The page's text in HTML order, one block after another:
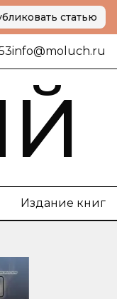
статью
info@moluch.ru
Издание книг